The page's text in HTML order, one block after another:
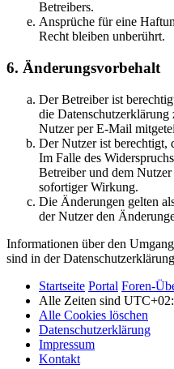
Betreibers.
Ansprüche für eine
Recht bleiben unberührt.
6. Änderungsvorbehalt
Der Betreiber ist
die
Nutzer per E-Mail
Der Nutzer ist berechtigt,
Im Falle des
Betreiber und dem
sofortiger Wirkung.
Die Änderungen gelten
der Nutzer den
Informationen über den
sind in der
Startseite Portal Foren-
Alle Zeiten sind
Alle Cookies löschen
Datenschutzerklärung
Impressum
Kontakt